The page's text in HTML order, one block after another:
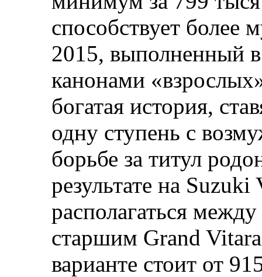
способствует более
2015, выполненный
канонами
богатая история,
одну ступень с
борьбе за титул
результате на
располагаться
старшим Grand
варианте стоит от